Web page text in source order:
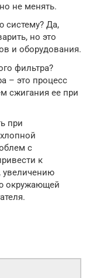
не менять.
систему? Да,
но это
и оборудования.
фильтра?
– это процесс
сжигания ее при
при
с
к
увеличению
окружающей